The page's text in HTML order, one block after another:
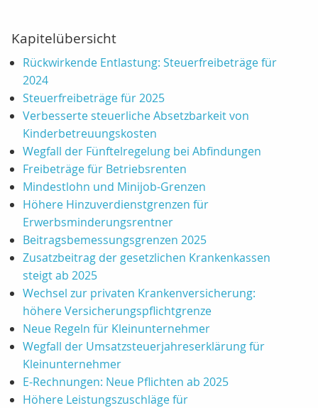
Kapitelübersicht
Rückwirkende Entlastung: Steuerfreibeträge für
2024
Steuerfreibeträge für 2025
Verbesserte steuerliche Absetzbarkeit von
Kinderbetreuungskosten
Wegfall der Fünftelregelung bei Abfindungen
Freibeträge für Betriebsrenten
Mindestlohn und Minijob-Grenzen
Höhere Hinzuverdienstgrenzen für
Erwerbsminderungsrentner
Beitragsbemessungsgrenzen 2025
Zusatzbeitrag der gesetzlichen Krankenkassen
steigt ab 2025
Wechsel zur privaten Krankenversicherung:
höhere Versicherungspflichtgrenze
Neue Regeln für Kleinunternehmer
Wegfall der Umsatzsteuerjahreserklärung für
Kleinunternehmer
E-Rechnungen: Neue Pflichten ab 2025
Höhere Leistungszuschläge für